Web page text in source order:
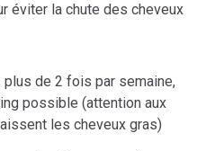
éviter la chute des cheveux
de 2 fois par semaine,
possible (attention aux
les cheveux gras)